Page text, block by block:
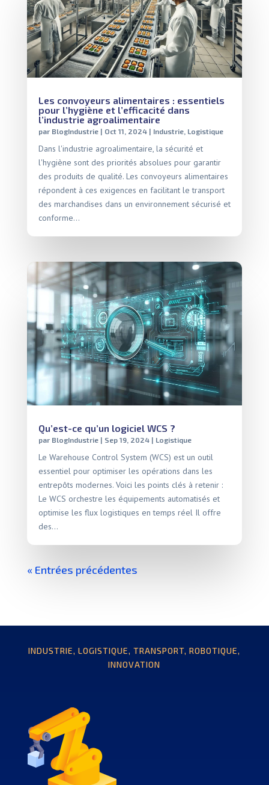
Les convoyeurs alimentaires : essentiels
pour l’hygiène et l’efficacité dans
l’industrie agroalimentaire
par BlogIndustrie| Oct 11, 2024| Industrie, Logistique
Dans l'industrie agroalimentaire, la sécurité et
l'hygiène sont des priorités absolues pour garantir
des produits de qualité. Les convoyeurs alimentaires
répondent à ces exigences en facilitant le transport
des marchandises dans un environnement sécurisé et
conforme...
Qu’est-ce qu’un logiciel WCS ?
par BlogIndustrie| Sep 19, 2024| Logistique
Le Warehouse Control System (WCS) est un outil
essentiel pour optimiser les opérations dans les
entrepôts modernes. Voici les points clés à retenir :
Le WCS orchestre les équipements automatisés et
optimise les flux logistiques en temps réel Il offre
des...
« Entrées précédentes
INDUSTRIE, LOGISTIQUE, TRANSPORT, ROBOTIQUE,
INNOVATION